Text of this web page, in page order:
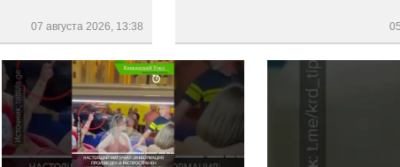
07 августа 2026, 13:38